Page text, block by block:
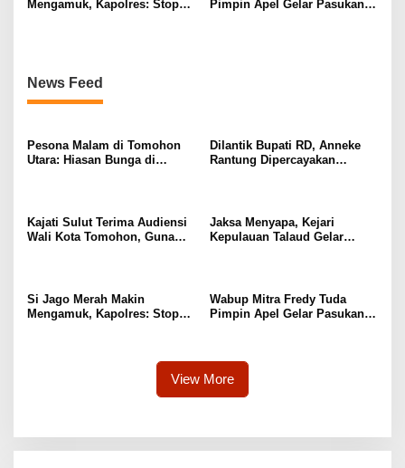
Mengamuk, Kapolres: Stop
Pimpin Apel Gelar Pasukan
News Feed
Pesona Malam di Tomohon
Utara: Hiasan Bunga di
Dilantik Bupati RD, Anneke
Rantung Dipercayakan
Kajati Sulut Terima Audiensi
Wali Kota Tomohon, Guna
Jaksa Menyapa, Kejari
Kepulauan Talaud Gelar
Si Jago Merah Makin
Mengamuk, Kapolres: Stop
Wabup Mitra Fredy Tuda
Pimpin Apel Gelar Pasukan
View More